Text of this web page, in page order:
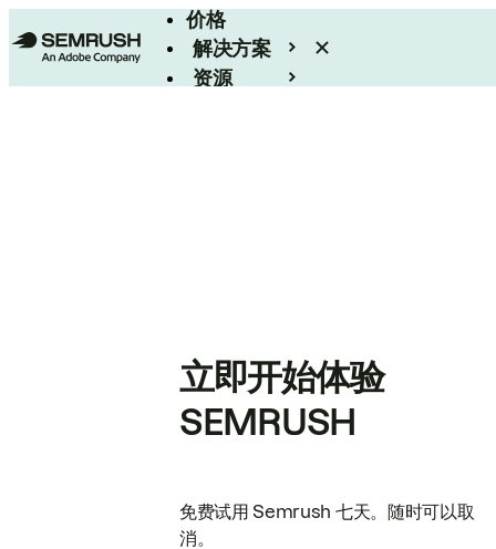
价格
解决方案
资源
立即开始体验
SEMRUSH
免费试用 Semrush 七天。随时可以取
消。